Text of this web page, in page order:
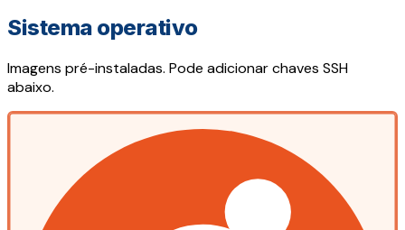
Sistema operativo
Imagens pré-instaladas. Pode adicionar chaves SSH
abaixo.